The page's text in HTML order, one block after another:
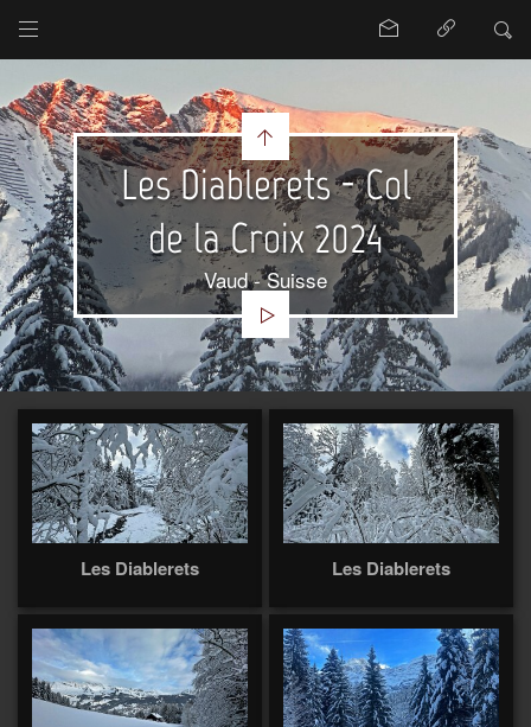
Les Diablerets - Col
de la Croix 2024
Vaud - Suisse
Les Diablerets Les Diablerets